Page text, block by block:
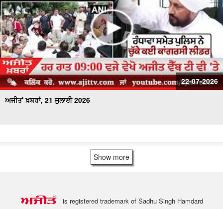
22-07-2026
ਅਜੀਤ' ਖ਼ਬਰਾਂ, 21 ਜੁਲਾਈ 2026
Show more
is registered trademark of Sadhu Singh Hamdard